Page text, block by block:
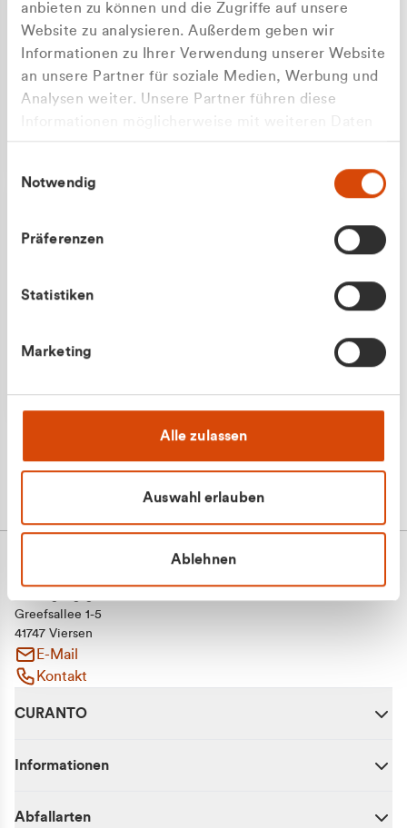
anbieten zu können und die Zugriffe auf unsere
Website zu analysieren. Außerdem geben wir
Informationen zu Ihrer Verwendung unserer Website
an unsere Partner für soziale Medien, Werbung und
Analysen weiter. Unsere Partner führen diese
zusammen, die Sie ihnen bereitgestellt haben oder
gesammelt haben.
Notwendig
Präferenzen
Statistiken
Marketing
Alle zulassen
Auswahl erlauben
Ablehnen
Apilash Balanesan
Greefsallee 1-5
41747 Viersen
E-Mail
Kontakt
CURANTO
Informationen
Abfallarten